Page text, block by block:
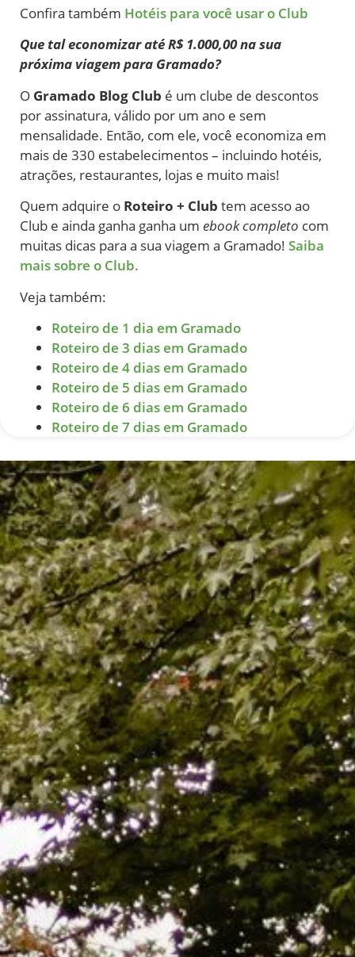
Confira também Hotéis para você usar o Club
Que tal economizar até R$ 1.000,00 na sua
próxima viagem para Gramado?
O Gramado Blog Club é um clube de descontos
por assinatura, válido por um ano e sem
mensalidade. Então, com ele, você economiza em
mais de 330 estabelecimentos – incluindo hotéis,
atrações, restaurantes, lojas e muito mais!
Quem adquire o Roteiro + Club tem acesso ao
Club e ainda ganha ganha um ebook completo com
muitas dicas para a sua viagem a Gramado! Saiba
mais sobre o Club.
Veja também:
Roteiro de 1 dia em Gramado
Roteiro de 3 dias em Gramado
Roteiro de 4 dias em Gramado
Roteiro de 5 dias em Gramado
Roteiro de 6 dias em Gramado
Roteiro de 7 dias em Gramado